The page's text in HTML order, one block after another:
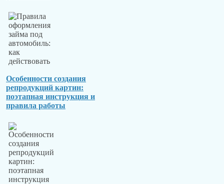
Особенности создания
репродукций картин:
поэтапная инструкция и
правила работы